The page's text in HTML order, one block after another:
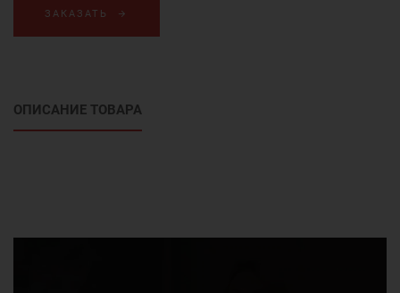
ЗАКАЗАТЬ
ОПИСАНИЕ ТОВАРА